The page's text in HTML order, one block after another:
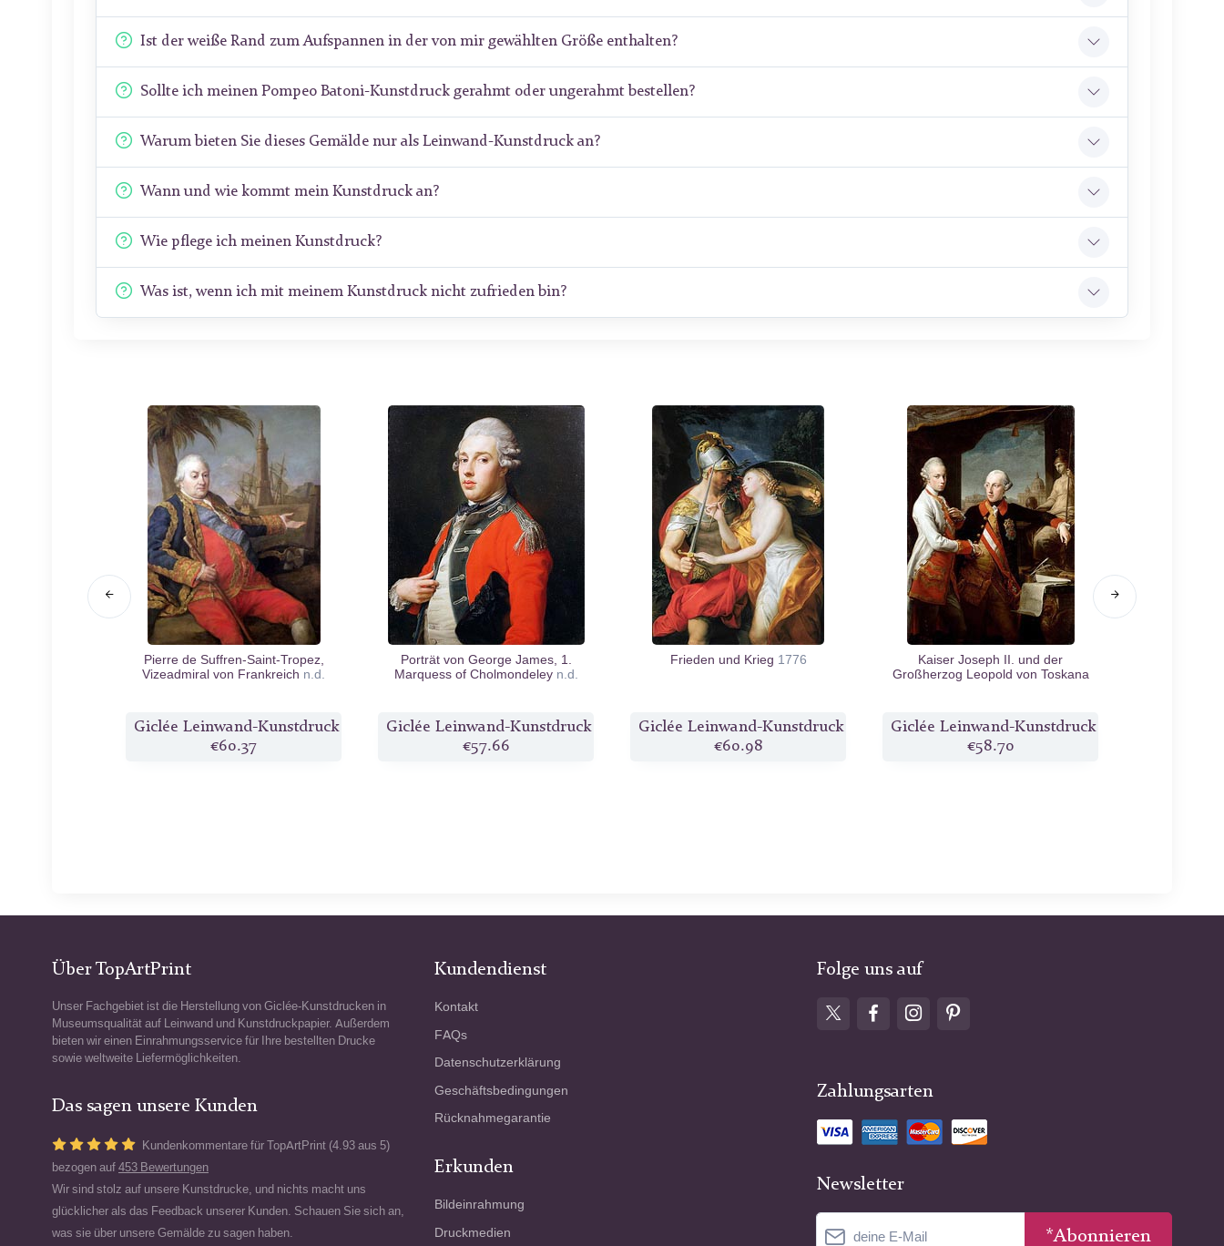
Ist der weiße Rand zum Aufspannen in der von mir gewählten Größe enthalten?
Sollte ich meinen Pompeo Batoni-Kunstdruck gerahmt oder ungerahmt bestellen?
Warum bieten Sie dieses Gemälde nur als Leinwand-Kunstdruck an?
Wann und wie kommt mein Kunstdruck an?
Wie pflege ich meinen Kunstdruck?
Was ist, wenn ich mit meinem Kunstdruck nicht zufrieden bin?
Pierre de Suffren-Saint-Tropez,
Vizeadmiral von Frankreich n.d.
Giclée Leinwand-Kunstdruck
€60.37
Porträt von George James, 1.
Marquess of Cholmondeley n.d.
Giclée Leinwand-Kunstdruck
€57.66
Frieden und Krieg 1776
Giclée Leinwand-Kunstdruck
€60.98
Kaiser Joseph II. und der
Großherzog Leopold von Toskana
Giclée Leinwand-Kunstdruck
€58.70
Über TopArtPrint
Unser Fachgebiet ist die Herstellung von Giclée-Kunstdrucken in
Museumsqualität auf Leinwand und Kunstdruckpapier. Außerdem
bieten wir einen Einrahmungsservice für Ihre bestellten Drucke
sowie weltweite Liefermöglichkeiten.
Das sagen unsere Kunden
Kundenkommentare für TopArtPrint (4.93 aus 5)
bezogen auf 453 Bewertungen
Wir sind stolz auf unsere Kunstdrucke, und nichts macht uns
glücklicher als das Feedback unserer Kunden. Schauen Sie sich an,
was sie über unsere Gemälde zu sagen haben.
Kundendienst
Kontakt
FAQs
Datenschutzerklärung
Geschäftsbedingungen
Rücknahmegarantie
Erkunden
Bildeinrahmung
Druckmedien
Folge uns auf
Zahlungsarten
Newsletter
*Abonnieren